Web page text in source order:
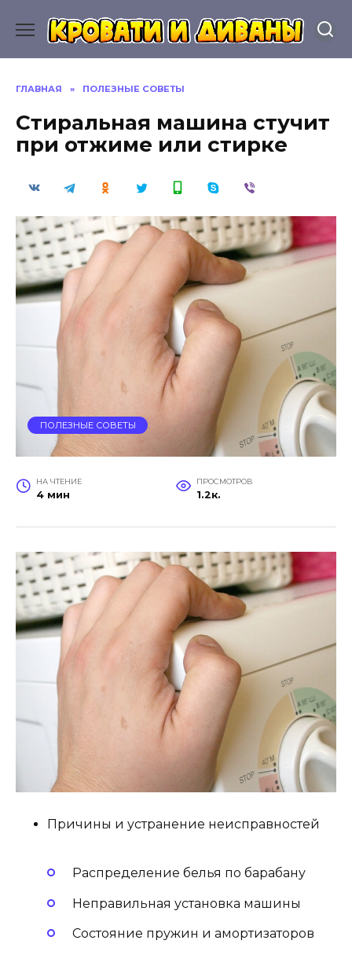
содержанию
ГЛАВНАЯ » ПОЛЕЗНЫЕ СОВЕТЫ
Стиральная машина стучит
при отжиме или стирке
ПОЛЕЗНЫЕ СОВЕТЫ
НА ЧТЕНИЕ
4 мин
ПРОСМОТРОВ
1.2к.
Причины и устранение неисправностей
Распределение белья по барабану
Неправильная установка машины
Состояние пружин и амортизаторов